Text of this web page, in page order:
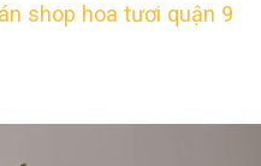
shop hoa tươi quận 9